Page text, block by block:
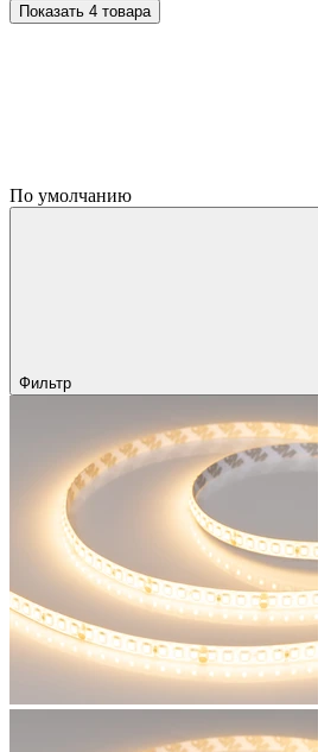
Показать 4 товара
По умолчанию
Фильтр